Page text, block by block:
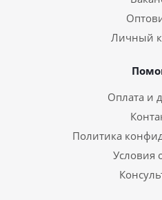
Личный
Оплата и
Политика
Условия